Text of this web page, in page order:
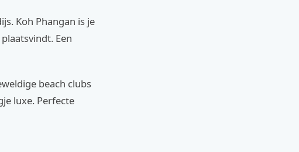
Koh Phangan is je
Een
beach clubs
luxe. Perfecte